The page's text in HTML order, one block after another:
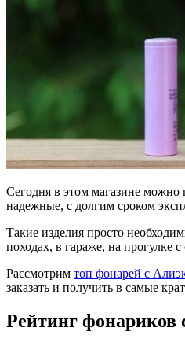
Сегодня в этом магазине можно
надежные, с долгим сроком
Такие изделия просто
походах, в гараже, на прогулке с
Рассмотрим топ фонарей с
заказать и получить в самые
Рейтинг фонариков